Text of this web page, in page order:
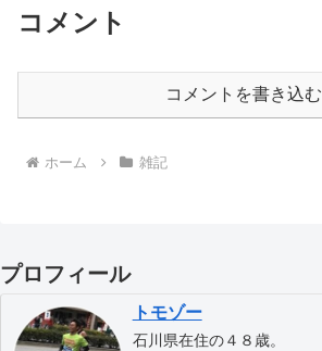
コメント
コメントを書き込む
ホーム 雑記
プロフィール
トモゾー
石川県在住の４８歳。